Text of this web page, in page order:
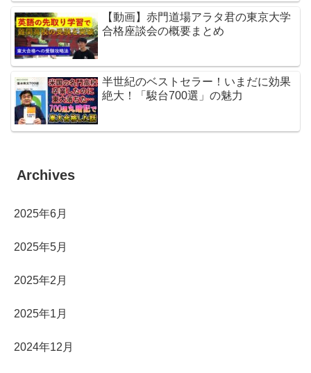
【動画】赤門道場アラタ君の東京大学
合格座談会の概要まとめ
半世紀のベストセラー！いまだに効果
絶大！「駿台700選」の魅力
Archives
2025年6月
2025年5月
2025年2月
2025年1月
2024年12月